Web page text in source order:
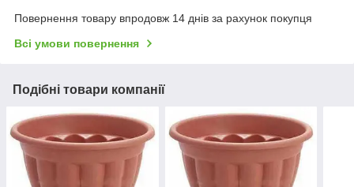
Повернення товару впродовж 14 днів за рахунок покупця
Всі умови повернення
Подібні товари компанії